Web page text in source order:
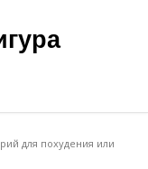
для похудения или